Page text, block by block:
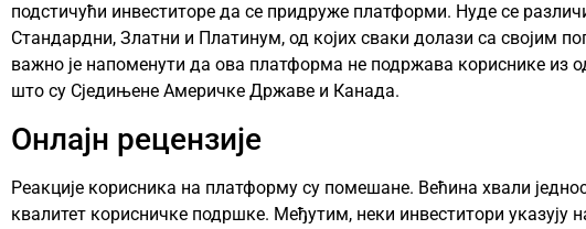
подстичући инвеститоре да се придруже платформи. Нуде се
Стандардни, Златни и Платинум, од којих сваки долази са својим
важно је напоменути да ова платформа не подржава кориснике из
што су Сједињене Америчке Државе и Канада.
Онлајн рецензије
Реакције корисника на платформу су помешане. Већина хвали
квалитет корисничке подршке. Међутим, неки инвеститори указују